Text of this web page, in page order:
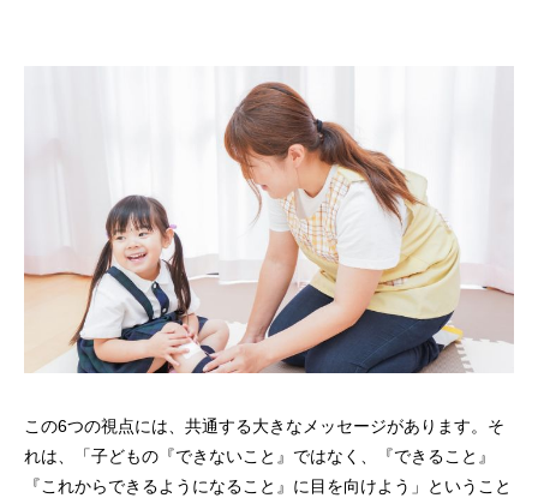
この6つの視点には、共通する大きなメッセージがあります。そ
れは、「子どもの『できないこと』ではなく、『できること』
『これからできるようになること』に目を向けよう」ということ